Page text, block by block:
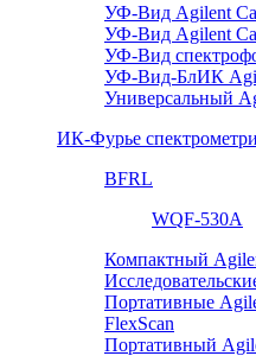
УФ-Вид Agilent
УФ-Вид Agilent
УФ-Вид
УФ-Вид-БлИК
Универсальный
ИК-Фурье
BFRL
WQF-530A
Компактный
Портативные
FlexScan
Портативный